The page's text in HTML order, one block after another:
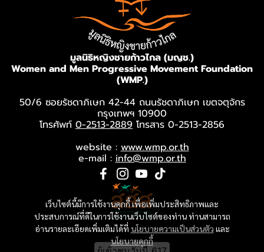
เว็บไซต์นี้มีการใช้งานคุกกี้ เพื่อเพิ่มประสิทธิภาพและ
ประสบการณ์ที่ดีในการใช้งานเว็บไซต์ของท่าน ท่านสามารถ
อ่านรายละเอียดเพิ่มเติมได้ที่ นโยบายความเป็นส่วนตัว และ
นโยบายคุกกี้
มูลนิธิหญิงชายก้าวไกล (มญช.)
Women and Men Progressive Movement Foundation
(WMP.)
50/6 ซอยรัชดาภิเษก 42-44 ถนนรัชดาภิเษก เขตจตุจักร
กรุงเทพฯ 10900
โทรศัพท์ 0-2513-2889 โทรสาร 0-2513-2856
website :www.wmp.or.th
e-mail :info@wmp.or.th